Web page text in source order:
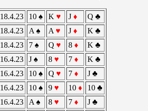
18.4.23 10 ♠ K ♥ J ♦
Q ♣️
18.4.23 A ♠ A ♥ J ♦
K ♣️
18.4.23 7 ♠ Q ♥ 8 ♦
K ♣️
16.4.23 J ♠ 8 ♥ 7 ♦
K ♣️
16.4.23 10 ♠ Q ♥ 7 ♦
J ♣️
16.4.23 10 ♠ 9 ♥ 10 ♦
10 ♣️
16.4.23 A ♠ 8 ♥ 7 ♦
J ♣️